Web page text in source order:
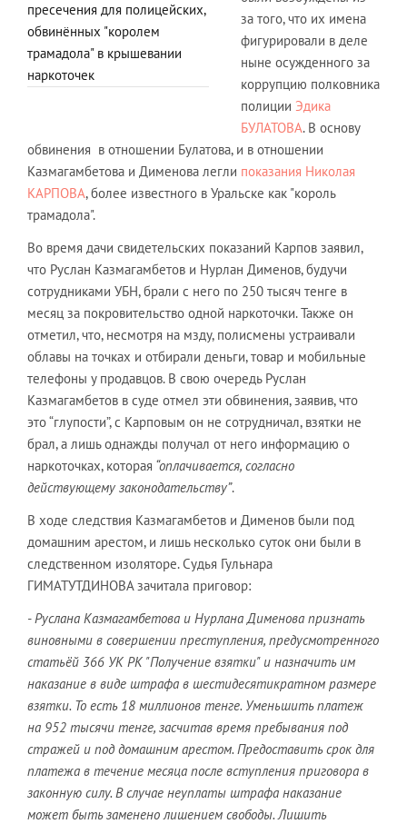
пресечения для полицейских,
обвинённых "королем
трамадола" в крышевании
наркоточек
за того, что их имена
фигурировали в деле
ныне осужденного за
коррупцию полковника
полиции Эдика
БУЛАТОВА. В основу
обвинения в отношении Булатова, и в отношении
Казмагамбетова и Дименова легли показания Николая
КАРПОВА, более известного в Уральске как "король
трамадола".
Во время дачи свидетельских показаний Карпов заявил,
что Руслан Казмагамбетов и Нурлан Дименов, будучи
сотрудниками УБН, брали с него по 250 тысяч тенге в
месяц за покровительство одной наркоточки. Также он
отметил, что, несмотря на мзду, полисмены устраивали
облавы на точках и отбирали деньги, товар и мобильные
телефоны у продавцов. В свою очередь Руслан
Казмагамбетов в суде отмел эти обвинения, заявив, что
это “глупости”, с Карповым он не сотрудничал, взятки не
брал, а лишь однажды получал от него информацию о
наркоточках, которая “оплачивается, согласно
действующему законодательству”.
В ходе следствия Казмагамбетов и Дименов были под
домашним арестом, и лишь несколько суток они были в
следственном изоляторе. Судья Гульнара
ГИМАТУТДИНОВА зачитала приговор:
- Руслана Казмагамбетова и Нурлана Дименова признать
виновными в совершении преступления, предусмотренного
статьёй 366 УК РК "Получение взятки" и назначить им
наказание в виде штрафа в шестидесятикратном размере
взятки. То есть 18 миллионов тенге. Уменьшить платеж
на 952 тысячи тенге, засчитав время пребывания под
стражей и под домашним арестом. Предоставить срок для
платежа в течение месяца после вступления приговора в
законную силу. В случае неуплаты штрафа наказание
может быть заменено лишением свободы. Лишить